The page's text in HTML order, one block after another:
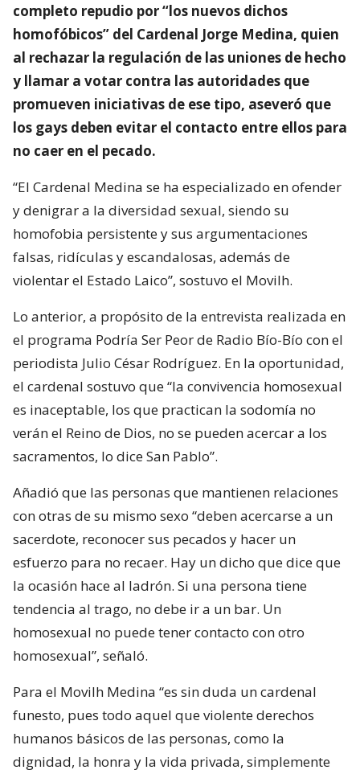
completo repudio por “los nuevos dichos
homofóbicos” del Cardenal Jorge Medina, quien
al rechazar la regulación de las uniones de hecho
y llamar a votar contra las autoridades que
promueven iniciativas de ese tipo, aseveró que
los gays deben evitar el contacto entre ellos para
no caer en el pecado.
“El Cardenal Medina se ha especializado en ofender
y denigrar a la diversidad sexual, siendo su
homofobia persistente y sus argumentaciones
falsas, ridículas y escandalosas, además de
violentar el Estado Laico”, sostuvo el Movilh.
Lo anterior, a propósito de la entrevista realizada en
el programa Podría Ser Peor de Radio Bío-Bío con el
periodista Julio César Rodríguez. En la oportunidad,
el cardenal sostuvo que “la convivencia homosexual
es inaceptable, los que practican la sodomía no
verán el Reino de Dios, no se pueden acercar a los
sacramentos, lo dice San Pablo”.
Añadió que las personas que mantienen relaciones
con otras de su mismo sexo “deben acercarse a un
sacerdote, reconocer sus pecados y hacer un
esfuerzo para no recaer. Hay un dicho que dice que
la ocasión hace al ladrón. Si una persona tiene
tendencia al trago, no debe ir a un bar. Un
homosexual no puede tener contacto con otro
homosexual”, señaló.
Para el Movilh Medina “es sin duda un cardenal
funesto, pues todo aquel que violente derechos
humanos básicos de las personas, como la
dignidad, la honra y la vida privada, simplemente